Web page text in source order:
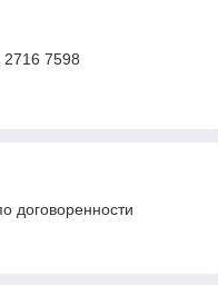
2716 7598
договоренности